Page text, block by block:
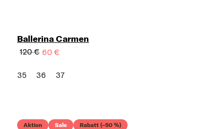
Ballerina Carmen
120 € 60 €
35 36 37
Aktion Sale Rabatt (–50 %)